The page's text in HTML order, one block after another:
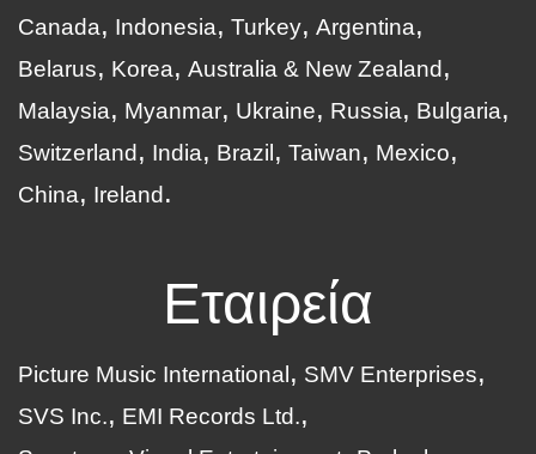
Canada
Indonesia Turkey Argentina
Belarus
Korea Australia & New Zealand
Malaysia
Myanmar Ukraine Russia
Bulgaria
Switzerland
India Brazil Taiwan
Mexico
China
Ireland
Εταιρεία
Picture Music International
SMV Enterprises
SVS Inc.
EMI Records Ltd.